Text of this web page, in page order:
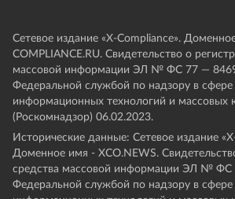
Сетевое издание «Х-Compliance».
COMPLIANCE.RU. Свидетельство о
массовой информации ЭЛ № ФС 77 —
Федеральной службой по надзору в сфере
информационных технологий и массовых
(Роскомнадзор) 06.02.2023.
Исторические данные: Сетевое издание
Доменное имя - XCO.NEWS.
средства массовой информации ЭЛ №
Федеральной службой по надзору в сфере